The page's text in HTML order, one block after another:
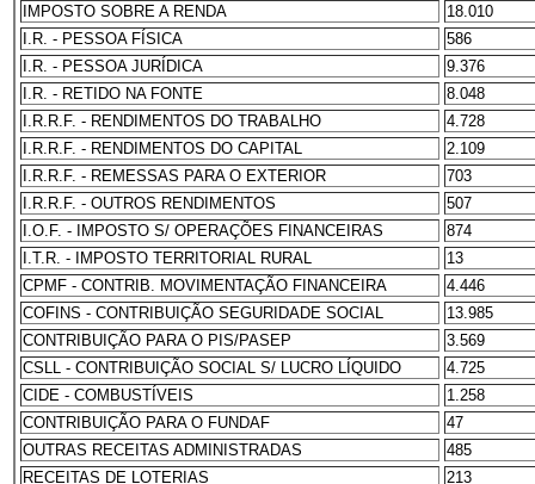
IMPOSTO SOBRE A RENDA
18.010
I.R. - PESSOA FÍSICA
586
I.R. - PESSOA JURÍDICA
9.376
I.R. - RETIDO NA FONTE
8.048
I.R.R.F. - RENDIMENTOS DO TRABALHO
4.728
I.R.R.F. - RENDIMENTOS DO CAPITAL
2.109
I.R.R.F. - REMESSAS PARA O EXTERIOR
703
I.R.R.F. - OUTROS RENDIMENTOS
507
I.O.F. - IMPOSTO S/ OPERAÇÕES FINANCEIRAS
874
I.T.R. - IMPOSTO TERRITORIAL RURAL
13
CPMF - CONTRIB. MOVIMENTAÇÃO FINANCEIRA
4.446
COFINS - CONTRIBUIÇÃO SEGURIDADE SOCIAL
13.985
CONTRIBUIÇÃO PARA O PIS/PASEP
3.569
CSLL - CONTRIBUIÇÃO SOCIAL S/ LUCRO LÍQUIDO
4.725
CIDE - COMBUSTÍVEIS
1.258
CONTRIBUIÇÃO PARA O FUNDAF
47
OUTRAS RECEITAS ADMINISTRADAS
485
RECEITAS DE LOTERIAS
213